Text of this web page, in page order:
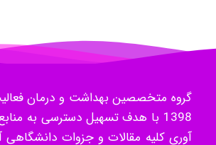
گروه متخصصین بهداشت و درمان
1398 با هدف تسهیل دسترسی به